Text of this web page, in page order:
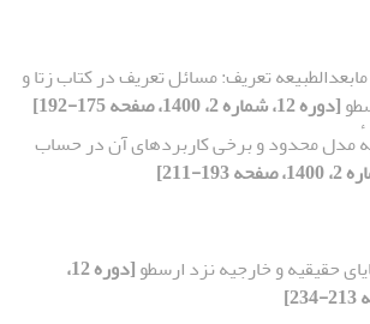
مابعدالطبیعه تعریف: مسائل تعریف در کتاب زتا و
[دوره 12، شماره 2، 1400، صفحه 175-192]
مدل محدود و برخی کاربردهای آن در حساب
حقیقیه و خارجیه نزد ارسطو
[دوره 12،